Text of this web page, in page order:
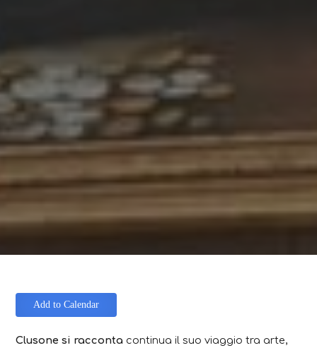
Add to Calendar
Clusone si racconta continua il suo viaggio tra arte,